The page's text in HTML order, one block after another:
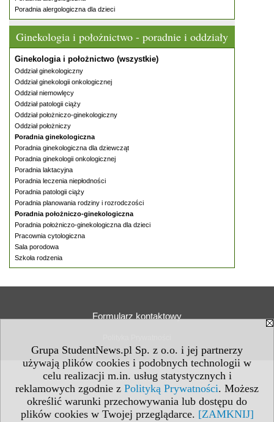
Grupa StudentNews.pl Sp. z o.o. i jej partnerzy
używają plików cookies i podobnych technologii w
celu realizacji m.in. usług statystycznych i
reklamowych zgodnie z Polityką Prywatności. Możesz
określić warunki przechowywania lub dostępu do
plików cookies w Twojej przeglądarce. [ZAMKNIJ]
Poradnia alergologiczna dla dzieci
Ginekologia i położnictwo - poradnie i oddziały
Ginekologia i położnictwo (wszystkie)
Oddział ginekologiczny
Oddział ginekologii onkologicznej
Oddział niemowlęcy
Oddział patologii ciąży
Oddział położniczo-ginekologiczny
Oddział położniczy
Poradnia ginekologiczna
Poradnia ginekologiczna dla dziewcząt
Poradnia ginekologii onkologicznej
Poradnia laktacyjna
Poradnia leczenia niepłodności
Poradnia patologii ciąży
Poradnia planowania rodziny i rozrodczości
Poradnia położniczo-ginekologiczna
Poradnia położniczo-ginekologiczna dla dzieci
Pracownia cytologiczna
Sala porodowa
Szkoła rodzenia
Formularz kontaktowy